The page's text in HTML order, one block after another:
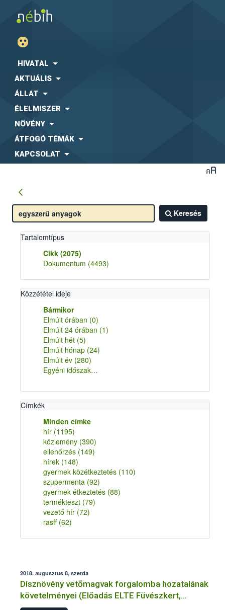
HIVATAL
AKTUÁLIS
ÁLLAT
ÉLELMISZER
NÖVÉNY
ÁTFOGÓ TÉMÁK
KAPCSOLAT
Keresés
Tartalomtípus
Cikk (2075)
Dokumentum (4493)
Közzététel ideje
Bármikor
Elmúlt órában (0)
Elmúlt 24 órában (1)
Elmúlt hét (5)
Elmúlt hónap (24)
Elmúlt év (280)
Egyéni időszak…
Címkék
Minden címke
hír (1195)
közlemény (390)
ellenőrzés (149)
hírek (148)
gyermek közétkeztetés (110)
szupermenta (92)
gyermek étkeztetés (88)
termékteszt (79)
vezető hír (72)
rasff (62)
2018. augusztus 8, szerda
Dísznövény vetőmagvak forgalomba hozatalának
követelményei (Előadás ELTE Füvészkert,
2018.07.14.)